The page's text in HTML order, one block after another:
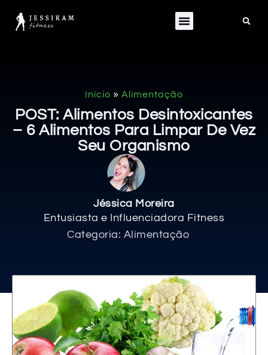
Início »Alimentação
POST: Alimentos Desintoxicantes
– 6 Alimentos Para Limpar De Vez
Seu Organismo
Jéssica Moreira
Entusiasta e Influenciadora Fitness
Categoria: Alimentação